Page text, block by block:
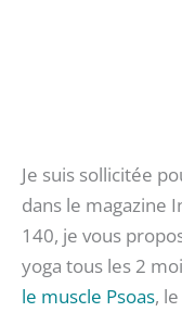
Je suis sollicitée
dans le magazine
140, je vous
yoga tous les 2
le muscle Psoas,